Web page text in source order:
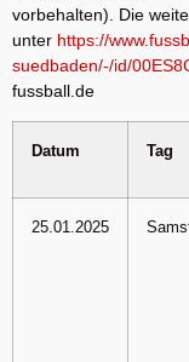
vorbehalten). Die
unter https://
suedbaden/-/id/
fussball.de
Datum Tag
25.01.2025